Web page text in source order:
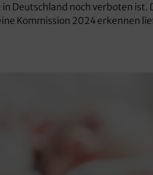
Deutschland noch verboten ist.
Kommission 2024 erkennen